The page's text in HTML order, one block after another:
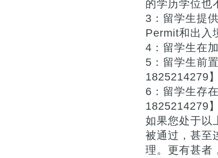
的学历学位也
3：留学生提
Permit和出入
4：留学生在
5：留学生前
1825214279
6：留学生存
1825214279
如果您处于以
被通过，甚至
理。更有甚者